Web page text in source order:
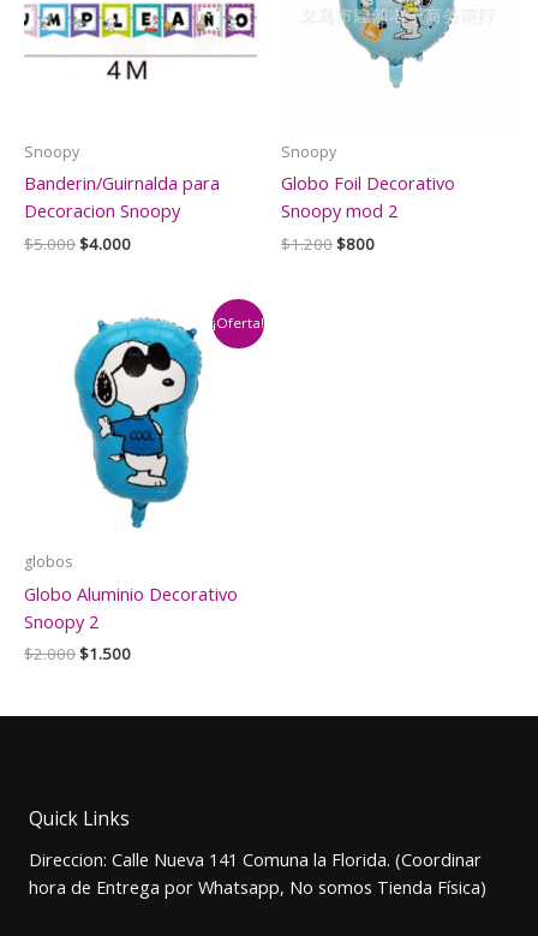
Snoopy
Banderin/Guirnalda para
Decoracion Snoopy
$5.000El
$5.000.
$4.000El
$4.000.
Snoopy
Globo Foil Decorativo
Snoopy mod 2
$1.200El
$800El
¡Oferta!
globos
Globo Aluminio Decorativo
Snoopy 2
$2.000El
era:
$1.500El
es:
Quick Links
Direccion: Calle Nueva 141 Comuna la Florida. (Coordinar
hora de Entrega por Whatsapp, No somos Tienda Física)